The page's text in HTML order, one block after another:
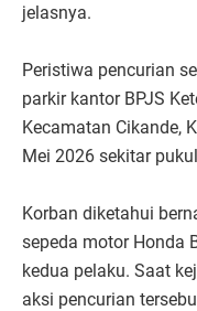
jelasnya.
Peristiwa pencurian
parkir kantor BPJS
Kecamatan Cikande,
Mei 2026 sekitar
Korban diketahui
sepeda motor Honda
kedua pelaku. Saat
aksi pencurian